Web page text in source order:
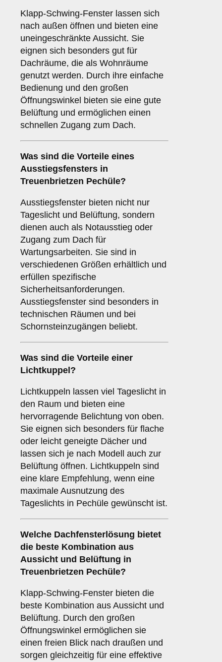
Klapp-Schwing-Fenster lassen sich
nach außen öffnen und bieten eine
uneingeschränkte Aussicht. Sie
eignen sich besonders gut für
Dachräume, die als Wohnräume
genutzt werden. Durch ihre einfache
Bedienung und den großen
Öffnungswinkel bieten sie eine gute
Belüftung und ermöglichen einen
schnellen Zugang zum Dach.
Was sind die Vorteile eines
Ausstiegsfensters in
Treuenbrietzen Pechüle?
Ausstiegsfenster bieten nicht nur
Tageslicht und Belüftung, sondern
dienen auch als Notausstieg oder
Zugang zum Dach für
Wartungsarbeiten. Sie sind in
verschiedenen Größen erhältlich und
erfüllen spezifische
Sicherheitsanforderungen.
Ausstiegsfenster sind besonders in
technischen Räumen und bei
Schornsteinzugängen beliebt.
Was sind die Vorteile einer
Lichtkuppel ?
Lichtkuppeln lassen viel Tageslicht in
den Raum und bieten eine
hervorragende Belichtung von oben.
Sie eignen sich besonders für flache
oder leicht geneigte Dächer und
lassen sich je nach Modell auch zur
Belüftung öffnen. Lichtkuppeln sind
eine klare Empfehlung, wenn eine
maximale Ausnutzung des
Tageslichts in Pechüle gewünscht ist.
Welche Dachfensterlösung bietet
die beste Kombination aus
Aussicht und Belüftung in
Treuenbrietzen Pechüle?
Klapp-Schwing-Fenster bieten die
beste Kombination aus Aussicht und
Belüftung. Durch den großen
Öffnungswinkel ermöglichen sie
einen freien Blick nach draußen und
sorgen gleichzeitig für eine effektive